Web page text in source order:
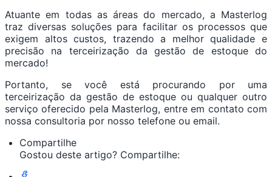
Atuante em todas as áreas do mercado, a Masterlog
traz diversas soluções para facilitar os processos que
exigem altos custos, trazendo a melhor qualidade e
precisão na terceirização da gestão de estoque do
mercado!
Portanto, se você está procurando por uma
terceirização da gestão de estoque ou qualquer outro
serviço oferecido pela Masterlog, entre em contato com
nossa consultoria por nosso telefone ou email.
Compartilhe
Gostou deste artigo? Compartilhe: